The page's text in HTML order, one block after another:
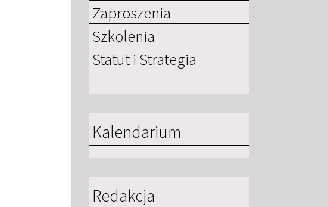
Zaproszenia
Szkolenia
Statut i Strategia
Kalendarium
Redakcja